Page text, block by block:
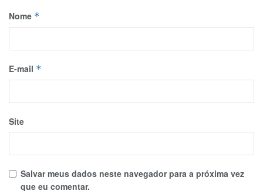
Nome *
E-mail *
Site
Salvar meus dados neste navegador para a próxima vez
que eu comentar.